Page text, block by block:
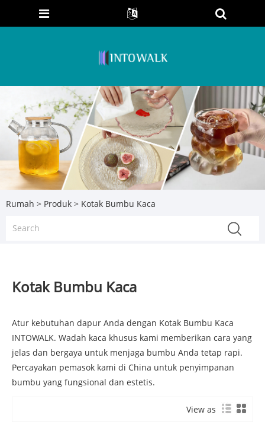
Rumah > Produk > Kotak Bumbu Kaca
Kotak Bumbu Kaca
Atur kebutuhan dapur Anda dengan Kotak Bumbu Kaca
INTOWALK. Wadah kaca khusus kami memberikan cara yang
jelas dan bergaya untuk menjaga bumbu Anda tetap rapi.
Percayakan pemasok kami di China untuk penyimpanan
bumbu yang fungsional dan estetis.
View as